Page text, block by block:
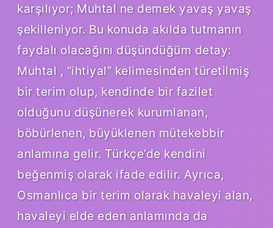
karşılıyor; Muhtal ne demek yavaş yavaş
şekilleniyor. Bu konuda akılda tutmanın
faydalı olacağını düşündüğüm detay:
Muhtal , “ihtiyal” kelimesinden türetilmiş
bir terim olup, kendinde bir fazilet
olduğunu düşünerek kurumlanan,
böbürlenen, büyüklenen mütekebbir
anlamına gelir. Türkçe’de kendini
beğenmiş olarak ifade edilir. Ayrıca,
Osmanlıca bir terim olarak havaleyi alan,
havaleyi elde eden anlamında da